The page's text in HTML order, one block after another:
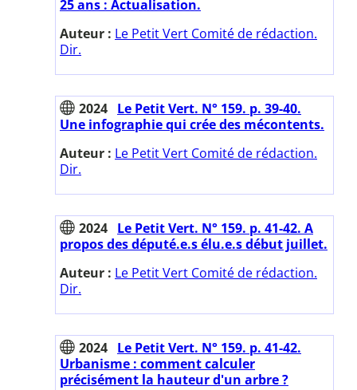
25 ans : Actualisation.
Auteur : Le Petit Vert Comité de rédaction.
Dir.
2024 Le Petit Vert. N° 159. p. 39-40.
Une infographie qui crée des mécontents.
Auteur : Le Petit Vert Comité de rédaction.
Dir.
2024 Le Petit Vert. N° 159. p. 41-42. A
propos des député.e.s élu.e.s début juillet.
Auteur : Le Petit Vert Comité de rédaction.
Dir.
2024 Le Petit Vert. N° 159. p. 41-42.
Urbanisme : comment calculer
précisément la hauteur d'un arbre ?